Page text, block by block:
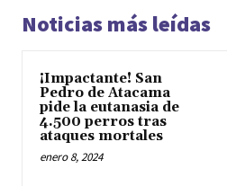
Noticias más leídas
¡Impactante! San
Pedro de Atacama
pide la eutanasia de
4.500 perros tras
ataques mortales
enero 8, 2024